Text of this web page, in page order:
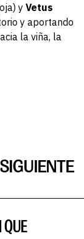
y Vetus
y aportando
la viña, la
SIGUIENTE
QUE